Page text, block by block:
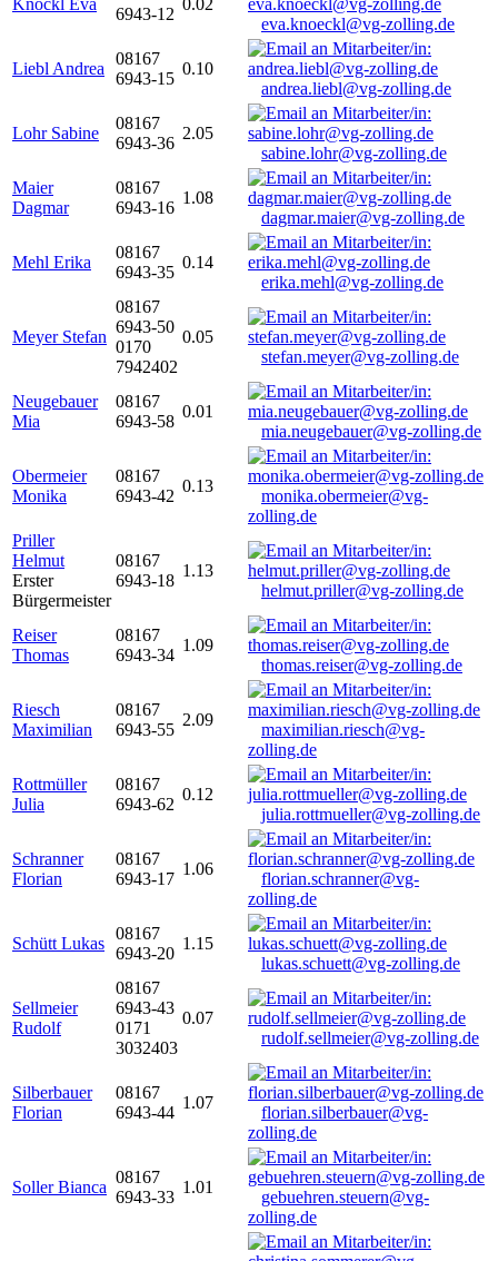
Knöckl Eva
6943-12
0.02
eva.knoeckl@vg-zolling.de
Liebl Andrea
08167
6943-15
0.10
andrea.liebl@vg-zolling.de
Lohr Sabine
08167
6943-36
2.05
sabine.lohr@vg-zolling.de
Maier
Dagmar
08167
6943-16
1.08
dagmar.maier@vg-zolling.de
Mehl Erika
08167
6943-35
0.14
erika.mehl@vg-zolling.de
Meyer Stefan
08167
6943-50
0170
7942402
0.05
stefan.meyer@vg-zolling.de
Neugebauer
Mia
08167
6943-58
0.01
mia.neugebauer@vg-zolling.de
Obermeier
Monika
08167
6943-42
0.13
monika.obermeier@vg-
zolling.de
Priller
Helmut
Erster
Bürgermeister
08167
6943-18
1.13
helmut.priller@vg-zolling.de
Reiser
Thomas
08167
6943-34
1.09
thomas.reiser@vg-zolling.de
Riesch
Maximilian
08167
6943-55
2.09
maximilian.riesch@vg-
zolling.de
Rottmüller
Julia
08167
6943-62
0.12
julia.rottmueller@vg-zolling.de
Schranner
Florian
08167
6943-17
1.06
florian.schranner@vg-
zolling.de
Schütt Lukas
08167
6943-20
1.15
lukas.schuett@vg-zolling.de
Sellmeier
Rudolf
08167
6943-43
0171
3032403
0.07
rudolf.sellmeier@vg-zolling.de
Silberbauer
Florian
08167
6943-44
1.07
florian.silberbauer@vg-
zolling.de
Soller Bianca
08167
6943-33
1.01
gebuehren.steuern@vg-
zolling.de